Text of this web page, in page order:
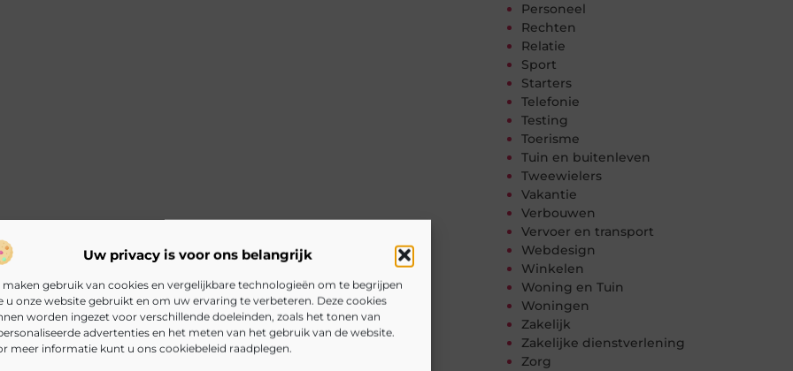
Uw privacy is voor ons belangrijk
maken gebruik van cookies en vergelijkbare technologieën om te begrijpen
u onze website gebruikt en om uw ervaring te verbeteren. Deze cookies
worden ingezet voor verschillende doeleinden, zoals het tonen van
advertenties en het meten van het gebruik van de website.
meer informatie kunt u ons cookiebeleid raadplegen.
Personeel
Rechten
Relatie
Sport
Starters
Telefonie
Testing
Toerisme
Tuin en buitenleven
Tweewielers
Vakantie
Verbouwen
Vervoer en transport
Webdesign
Winkelen
Woning en Tuin
Woningen
Zakelijk
Zakelijke dienstverlening
Zorg